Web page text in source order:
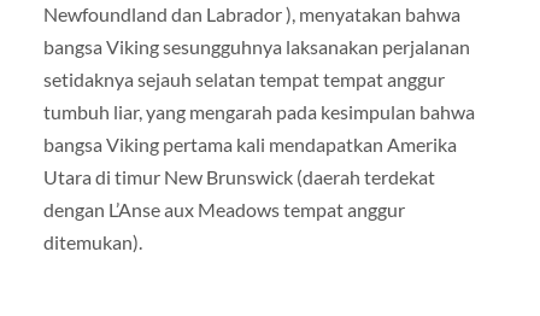
Newfoundland dan Labrador ), menyatakan bahwa
bangsa Viking sesungguhnya laksanakan perjalanan
setidaknya sejauh selatan tempat tempat anggur
tumbuh liar, yang mengarah pada kesimpulan bahwa
bangsa Viking pertama kali mendapatkan Amerika
Utara di timur New Brunswick (daerah terdekat
dengan L’Anse aux Meadows tempat anggur
ditemukan).